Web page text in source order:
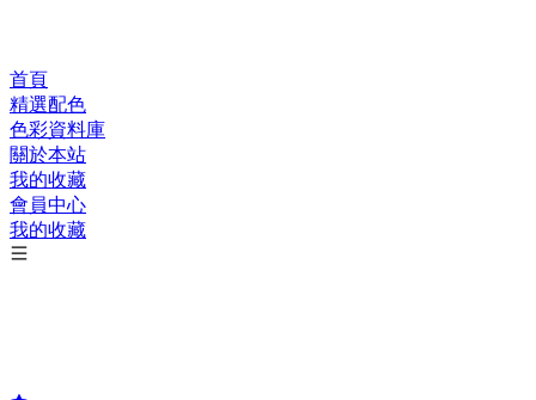
首頁
精選配色
色彩資料庫
關於本站
我的收藏
會員中心
我的收藏